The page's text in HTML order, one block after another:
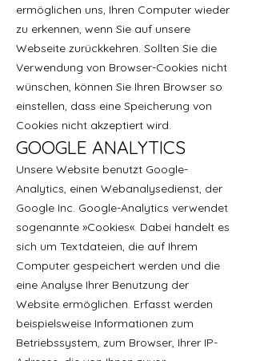
ermöglichen uns, Ihren Computer wieder
zu erkennen, wenn Sie auf unsere
Webseite zurückkehren. Sollten Sie die
Verwendung von Browser-Cookies nicht
wünschen, können Sie Ihren Browser so
einstellen, dass eine Speicherung von
Cookies nicht akzeptiert wird.
GOOGLE ANALYTICS
Unsere Website benutzt Google-
Analytics, einen Webanalysedienst, der
Google Inc. Google-Analytics verwendet
sogenannte »Cookies«. Dabei handelt es
sich um Textdateien, die auf Ihrem
Computer gespeichert werden und die
eine Analyse Ihrer Benutzung der
Website ermöglichen. Erfasst werden
beispielsweise Informationen zum
Betriebssystem, zum Browser, Ihrer IP-